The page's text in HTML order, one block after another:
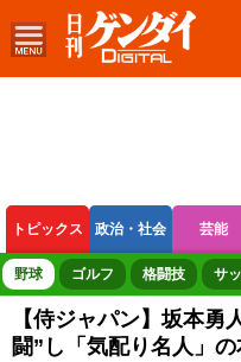
トピックス 政治・社会 芸能
ボートレース 競輪 オート
野球 ゴルフ 格闘技 サ
【侍ジャパン】坂本勇
闘”し「気配り名人」の